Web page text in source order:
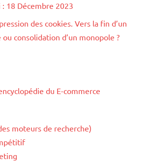
: 18 Décembre 2023
des cookies. Vers la fin d’un
consolidation d’un monopole ?
du E-commerce
moteurs de recherche)